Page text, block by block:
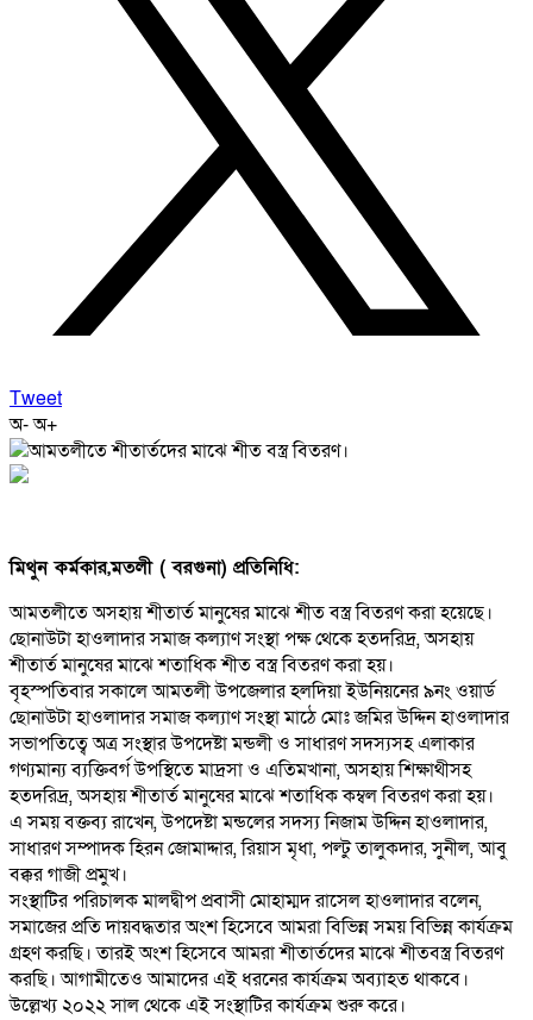
Tweet
অ-অ+
মিথুন কর্মকার,মতলী ( বরগুনা) প্রতিনিধি:
আমতলীতে অসহায় শীতার্ত মানুষের মাঝে শীত বস্ত্র বিতরণ করা হয়েছে।
ছোনাউটা হাওলাদার সমাজ কল্যাণ সংস্থা পক্ষ থেকে হতদরিদ্র, অসহায়
শীতার্ত মানুষের মাঝে শতাধিক শীত বস্ত্র বিতরণ করা হয়।
বৃহস্পতিবার সকালে আমতলী উপজেলার হলদিয়া ইউনিয়নের ৯নং ওয়ার্ড
ছোনাউটা হাওলাদার সমাজ কল্যাণ সংস্থা মাঠে মোঃ জমির উদ্দিন হাওলাদার
সভাপতিত্বে অত্র সংস্থার উপদেষ্টা মন্ডলী ও সাধারণ সদস্যসহ এলাকার
গণ্যমান্য ব্যক্তিবর্গ উপস্থিতে মাদ্রসা ও এতিমখানা, অসহায় শিক্ষাথীসহ
হতদরিদ্র, অসহায় শীতার্ত মানুষের মাঝে শতাধিক কম্বল বিতরণ করা হয়।
এ সময় বক্তব্য রাখেন, উপদেষ্টা মন্ডলের সদস্য নিজাম উদ্দিন হাওলাদার,
সাধারণ সম্পাদক হিরন জোমাদ্দার, রিয়াস মৃধা, পল্টু তালুকদার, সুনীল, আবু
বক্কর গাজী প্রমুখ।
সংস্থাটির পরিচালক মালদ্বীপ প্রবাসী মোহাম্মদ রাসেল হাওলাদার বলেন,
সমাজের প্রতি দায়বদ্ধতার অংশ হিসেবে আমরা বিভিন্ন সময় বিভিন্ন কার্যক্রম
গ্রহণ করছি। তারই অংশ হিসেবে আমরা শীতার্তদের মাঝে শীতবস্ত্র বিতরণ
করছি। আগামীতেও আমাদের এই ধরনের কার্যক্রম অব্যাহত থাকবে।
উল্লেখ্য ২০২২ সাল থেকে এই সংস্থাটির কার্যক্রম শুরু করে।